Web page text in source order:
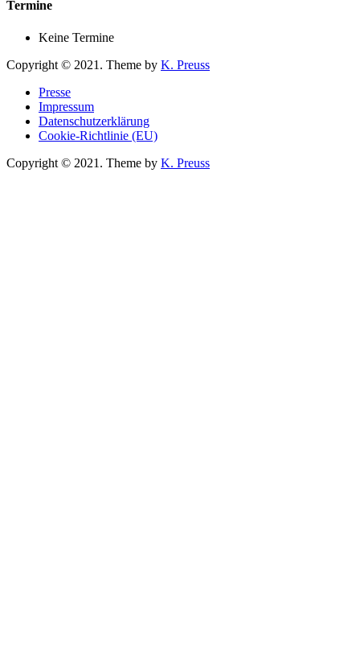
Termine
Keine Termine
Copyright © 2021. Theme by K. Preuss
Presse
Impressum
Datenschutzerklärung
Cookie-Richtlinie (EU)
Copyright © 2021. Theme by K. Preuss